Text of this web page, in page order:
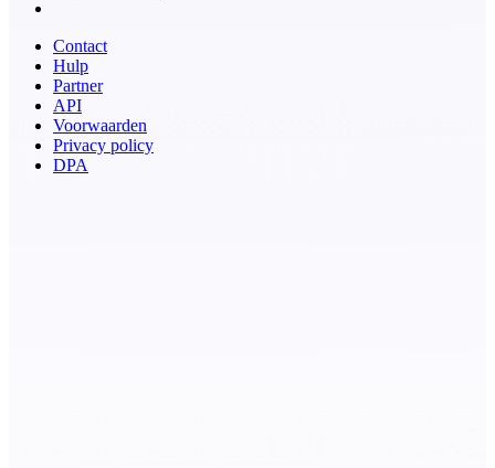
Contact
Hulp
Partner
API
Voorwaarden
Privacy policy
DPA